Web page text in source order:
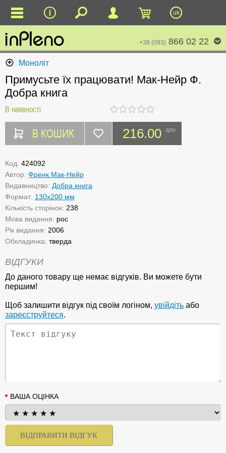
uk
+38 (093) 866 02 22
Моноліт
Примусьте їх працювати! Мак-Нейр Ф.
Добра книга
В наявності
В КОШИК 216.00 грн
Код: 424092
Автор: Френк Мак-Нейр
Видавництво: Добра книга
Формат: 130х200 мм
Кількість сторінок: 238
Мова видання: рос
Рік видання: 2006
Обкладинка: тверда
ВІДГУКИ
До даного товару ще немає відгуків. Ви можете бути
першим!
Щоб залишити відгук під своїм логіном, увійдіть або
зареєструйтеся.
ВАША ОЦІНКА